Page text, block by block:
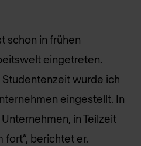
schon in frühen
eingetreten.
wurde ich
eingestellt. In
in Teilzeit
fort“, berichtet er.